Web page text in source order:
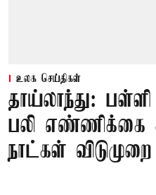
உலக செய்திகள்
தாய்லாந்து: பள்ளி
பலி எண்ணிக்கை
நாட்கள் விடுமுறை